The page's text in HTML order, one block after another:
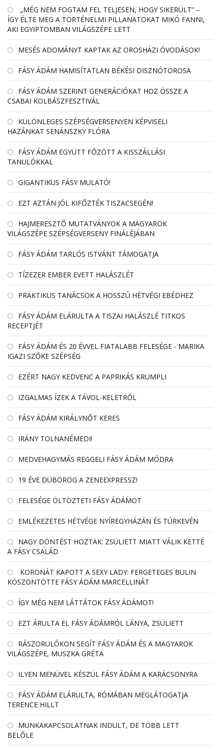
„MÉG NEM FOGTAM FEL TELJESEN, HOGY SIKERÜLT” –
ÍGY ÉLTE MEG A TÖRTÉNELMI PILLANATOKAT MIKÓ FANNI,
AKI EGYIPTOMBAN VILÁGSZÉPE LETT
MESÉS ADOMÁNYT KAPTAK AZ OROSHÁZI ÓVODÁSOK!
FÁSY ÁDÁM HAMISÍTATLAN BÉKÉSI DISZNÓTOROSA
FÁSY ÁDÁM SZERINT GENERÁCIÓKAT HOZ ÖSSZE A
CSABAI KOLBÁSZFESZTIVÁL
KÜLÖNLEGES SZÉPSÉGVERSENYEN KÉPVISELI
HAZÁNKAT SENÁNSZKY FLÓRA
FÁSY ÁDÁM EGYÜTT FŐZÖTT A KISSZÁLLÁSI
TANULÓKKAL
GIGANTIKUS FÁSY MULATÓ!
EZT AZTÁN JÓL KIFŐZTÉK TISZACSEGÉN!
HAJMERESZTŐ MUTATVÁNYOK A MAGYAROK
VILÁGSZÉPE SZÉPSÉGVERSENY FINÁLÉJÁBAN
FÁSY ÁDÁM TARLÓS ISTVÁNT TÁMOGATJA
TÍZEZER EMBER EVETT HALÁSZLÉT
PRAKTIKUS TANÁCSOK A HOSSZÚ HÉTVÉGI EBÉDHEZ
FÁSY ÁDÁM ELÁRULTA A TISZAI HALÁSZLÉ TITKOS
RECEPTJÉT
FÁSY ÁDÁM ÉS 20 ÉVVEL FIATALABB FELESÉGE - MARIKA
IGAZI SZŐKE SZÉPSÉG
EZÉRT NAGY KEDVENC A PAPRIKÁS KRUMPLI
IZGALMAS ÍZEK A TÁVOL-KELETRŐL
FÁSY ÁDÁM KIRÁLYNŐT KERES
IRÁNY TOLNANÉMEDI!
MEDVEHAGYMÁS REGGELI FÁSY ÁDÁM MÓDRA
19 ÉVE DÜBÖRÖG A ZENEEXPRESSZ!
FELESÉGE ÖLTÖZTETI FÁSY ÁDÁMOT
EMLÉKEZETES HÉTVÉGE NYÍREGYHÁZÁN ÉS TÚRKEVÉN
NAGY DÖNTÉST HOZTAK: ZSÜLIETT MIATT VÁLIK KETTÉ
A FÁSY CSALÁD
KORONÁT KAPOTT A SEXY LADY: FERGETEGES BULIN
KÖSZÖNTÖTTE FÁSY ÁDÁM MARCELLINÁT
ÍGY MÉG NEM LÁTTÁTOK FÁSY ÁDÁMOT!
EZT ÁRULTA EL FÁSY ÁDÁMRÓL LÁNYA, ZSÜLIETT
RÁSZORULÓKON SEGÍT FÁSY ÁDÁM ÉS A MAGYAROK
VILÁGSZÉPE, MUSZKA GRÉTA
ILYEN MENÜVEL KÉSZÜL FÁSY ÁDÁM A KARÁCSONYRA
FÁSY ÁDÁM ELÁRULTA, RÓMÁBAN MEGLÁTOGATJA
TERENCE HILLT
MUNKAKAPCSOLATNAK INDULT, DE TÖBB LETT
BELŐLE